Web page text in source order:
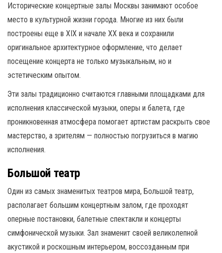
Исторические концертные залы Москвы занимают особое
место в культурной жизни города. Многие из них были
построены еще в XIX и начале XX века и сохранили
оригинальное архитектурное оформление, что делает
посещение концерта не только музыкальным, но и
эстетическим опытом.
Эти залы традиционно считаются главными площадками для
исполнения классической музыки, оперы и балета, где
проникновенная атмосфера помогает артистам раскрыть свое
мастерство, а зрителям — полностью погрузиться в магию
исполнения.
Большой театр
Один из самых знаменитых театров мира, Большой театр,
располагает большим концертным залом, где проходят
оперные постановки, балетные спектакли и концерты
симфонической музыки. Зал знаменит своей великолепной
акустикой и роскошным интерьером, воссозданным при